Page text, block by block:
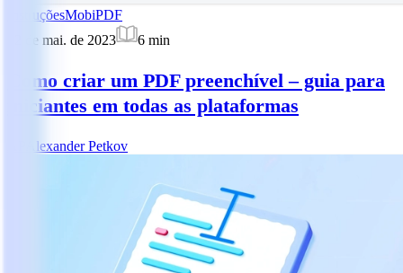
InstruçõesMobiPDF
22 de mai. de 2023
6 min
Como criar um PDF preenchível – guia para
iniciantes em todas as plataformas
Alexander Petkov